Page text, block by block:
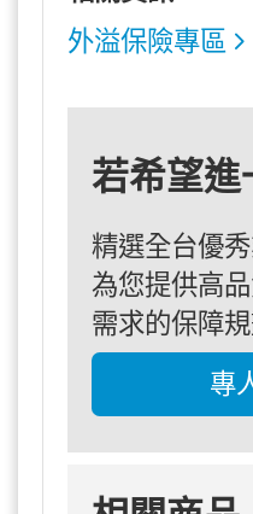
外溢保險專區
若希望進
精選全台優
為您提供高
需求的保障規
專